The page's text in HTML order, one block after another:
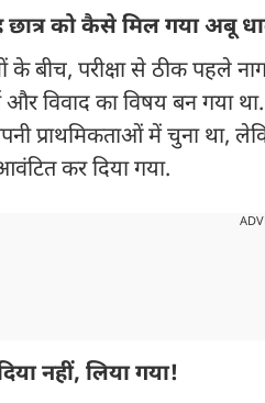
को कैसे मिल गया अबू
के बीच, परीक्षा से ठीक पहले
और विवाद का विषय बन गया
प्राथमिकताओं में चुना था,
कर दिया गया.
नहीं, लिया गया!